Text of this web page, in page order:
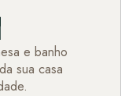
e banho
sua casa